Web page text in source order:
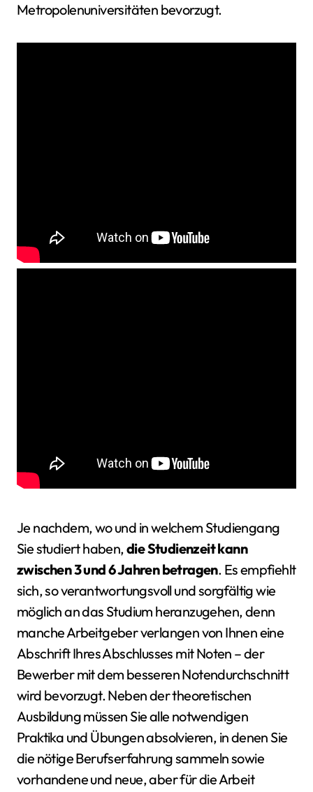
Metropolenuniversitäten bevorzugt.
Je nachdem, wo und in welchem Studiengang
Sie studiert haben,die Studienzeit kann
zwischen 3 und 6 Jahren betragen. Es empfiehlt
sich, so verantwortungsvoll und sorgfältig wie
möglich an das Studium heranzugehen, denn
manche Arbeitgeber verlangen von Ihnen eine
Abschrift Ihres Abschlusses mit Noten – der
Bewerber mit dem besseren Notendurchschnitt
wird bevorzugt. Neben der theoretischen
Ausbildung müssen Sie alle notwendigen
Praktika und Übungen absolvieren, in denen Sie
die nötige Berufserfahrung sammeln sowie
vorhandene und neue, aber für die Arbeit